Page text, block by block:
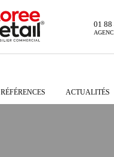
01 88
RÉFÉRENCES ACTUALITÉS